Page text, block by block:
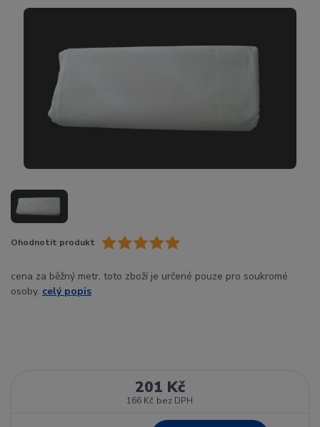
Ohodnotit produkt
cena za běžný metr, toto zboží je určené pouze pro soukromé
osoby. celý popis
201 Kč
166 Kč bez DPH